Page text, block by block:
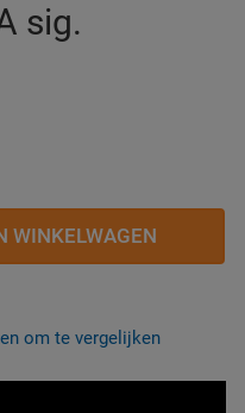
sig.
WINKELWAGEN
om te vergelijken